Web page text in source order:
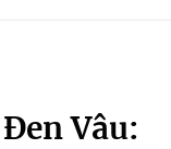
Vâu: